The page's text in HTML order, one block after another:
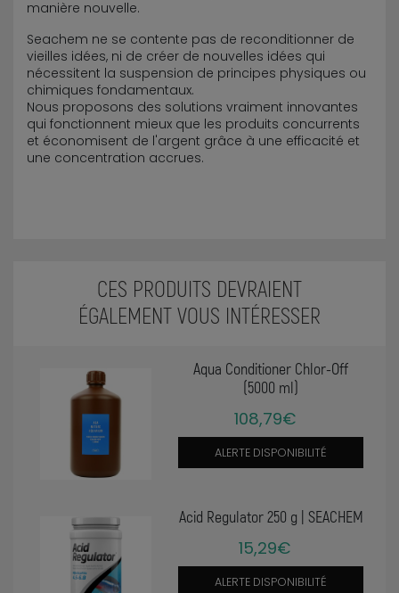
manière nouvelle.
Seachem ne se contente pas de reconditionner de
vieilles idées, ni de créer de nouvelles idées qui
nécessitent la suspension de principes physiques ou
chimiques fondamentaux.
Nous proposons des solutions vraiment innovantes
qui fonctionnent mieux que les produits concurrents
et économisent de l'argent grâce à une efficacité et
une concentration accrues.
CES PRODUITS DEVRAIENT
ÉGALEMENT VOUS INTÉRESSER
Aqua Conditioner Chlor-Off
(5000 ml)
108,79€
ALERTE DISPONIBILITÉ
Acid Regulator 250 g | SEACHEM
15,29€
ALERTE DISPONIBILITÉ